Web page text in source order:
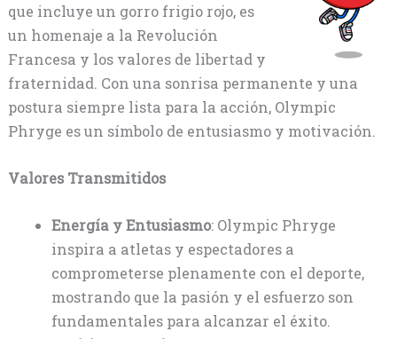
que incluye un gorro frigio rojo, es
un homenaje a la Revolución
Francesa y los valores de libertad y
fraternidad. Con una sonrisa permanente y una
postura siempre lista para la acción, Olympic
Phryge es un símbolo de entusiasmo y motivación.
Valores Transmitidos
Energía y Entusiasmo: Olympic Phryge
inspira a atletas y espectadores a
comprometerse plenamente con el deporte,
mostrando que la pasión y el esfuerzo son
fundamentales para alcanzar el éxito.